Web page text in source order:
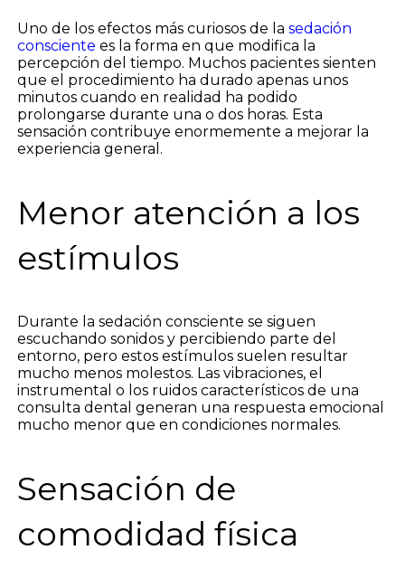
Uno de los efectos más curiosos de la sedación
consciente es la forma en que modifica la
percepción del tiempo. Muchos pacientes sienten
que el procedimiento ha durado apenas unos
minutos cuando en realidad ha podido
prolongarse durante una o dos horas. Esta
sensación contribuye enormemente a mejorar la
experiencia general.
Menor atención a los
estímulos
Durante la sedación consciente se siguen
escuchando sonidos y percibiendo parte del
entorno, pero estos estímulos suelen resultar
mucho menos molestos. Las vibraciones, el
instrumental o los ruidos característicos de una
consulta dental generan una respuesta emocional
mucho menor que en condiciones normales.
Sensación de
comodidad física